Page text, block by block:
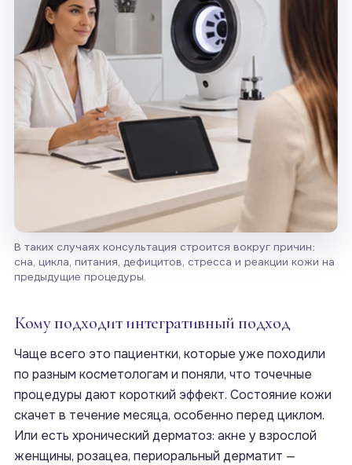
В таких случаях консультация строится вокруг причин:
сна, цикла, питания, дефицитов, стресса и реакции кожи на
предыдущие процедуры.
Кому подходит интегративный подход
Чаще всего это пациентки, которые уже походили
по разным косметологам и поняли, что точечные
процедуры дают короткий эффект. Состояние кожи
скачет в течение месяца, особенно перед циклом.
Или есть хронический дерматоз: акне у взрослой
женщины, розацеа, периоральный дерматит —